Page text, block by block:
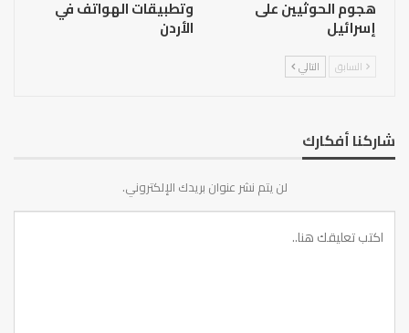
هجوم الحوثيين على
إسرائيل
وتطبيقات الهواتف في
الأردن
السابق التالي
شاركنا أفكارك
لن يتم نشر عنوان بريدك الإلكتروني.